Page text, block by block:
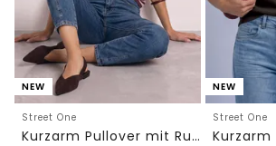
NEW
Street One
Kurzarm Pullover mit Rundhals und Streifen
NEW
Street One